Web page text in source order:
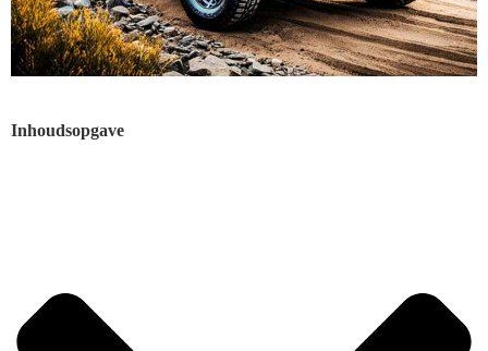
Inhoudsopgave